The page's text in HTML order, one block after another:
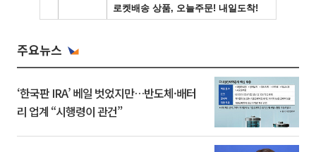
주요뉴스
‘한국판 IRA’ 베일 벗었지만…반도체·배터
리 업계 “시행령이 관건”